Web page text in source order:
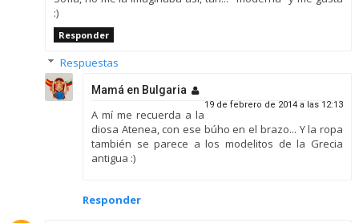
:)
Responder
Respuestas
Mamá en Bulgaria
19 de febrero de 2014 a las 12:13
A mí me recuerda a la
diosa Atenea, con ese búho en el brazo... Y la ropa
también se parece a los modelitos de la Grecia
antigua :)
Responder